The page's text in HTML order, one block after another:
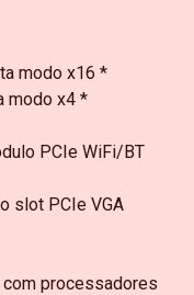
modo x16 *
modo x4 *
PCIe WiFi/BT
slot PCIe VGA
com processadores